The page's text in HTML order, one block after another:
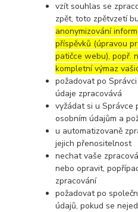
vzít souhlas se
zpět, toto zpětvzetí
anonymizování
příspěvků (úpravou
patičce webu), popř.
kompletní výmaz
požadovat po
údaje zpracovává
vyžádat si u Správce
osobním údajům a
u automatizovaně
jejich přenositelnost
nechat vaše
nebo opravit,
zpracování
požadovat po
údajů, pokud se